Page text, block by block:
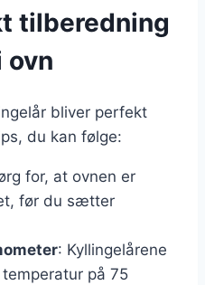
tilberedning
ovn
bliver perfekt
du kan følge:
for, at ovnen er
før du sætter
: Kyllingelårene
på 75